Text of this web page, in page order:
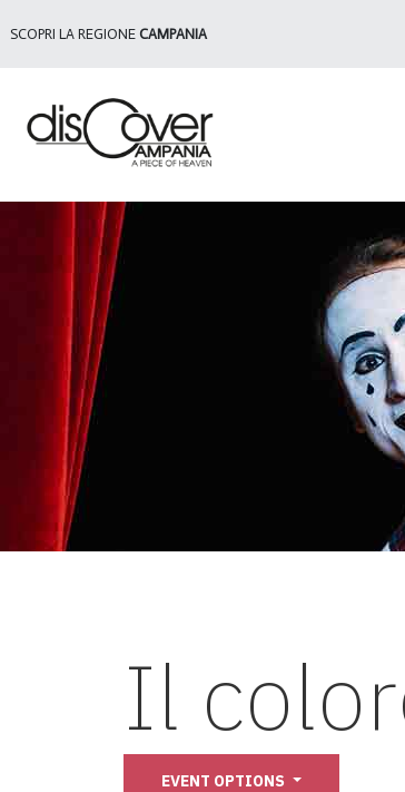
SCOPRI LA REGIONE CAMPANIA
Il
EVENT OPTIONS